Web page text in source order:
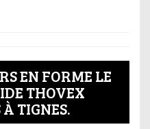
EN FORME LE
THOVEX
TIGNES.